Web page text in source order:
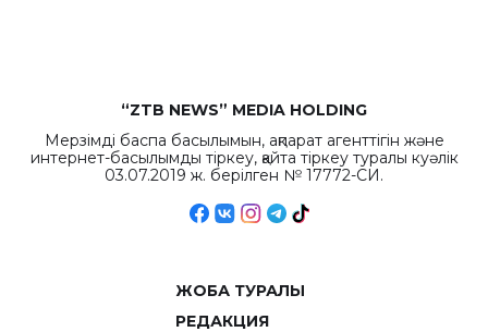
“ZTB NEWS” MEDIA HOLDING
Мерзімді баспа басылымын, ақпарат агенттігін және
интернет-басылымды тіркеу, қайта тіркеу туралы куәлік
03.07.2019 ж. берілген № 17772-СИ.
ЖОБА ТУРАЛЫ
РЕДАКЦИЯ